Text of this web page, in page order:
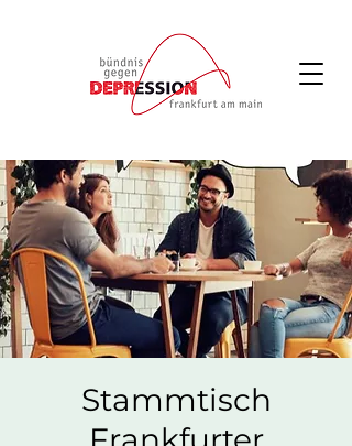
Stammtisch